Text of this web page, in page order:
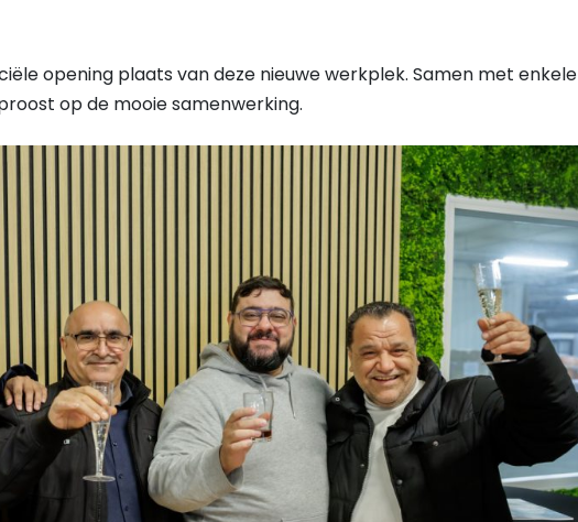
opening plaats van deze nieuwe werkplek. Samen met enkele
op de mooie samenwerking.